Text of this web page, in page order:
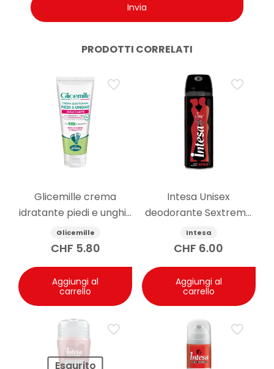
PRODOTTI CORRELATI
Glicemille crema
idratante piedi e unghie
100ml
Glicemille
CHF 5.80
Aggiungi al
carrello
Intesa Unisex
deodorante Sextreme
125ml
Intesa
CHF 6.00
Aggiungi al
carrello
Esaurito